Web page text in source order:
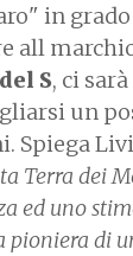
in
all
S, ci
un
Spiega
Terra dei
ed uno
pioniera di